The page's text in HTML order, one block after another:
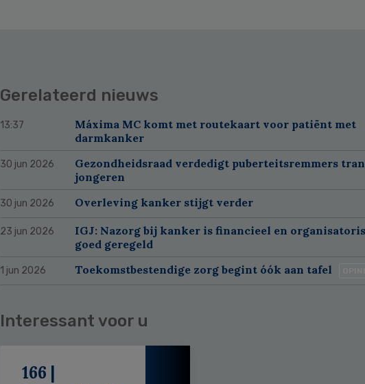
Gerelateerd nieuws
13:37
Máxima MC komt met routekaart voor patiënt met
darmkanker
30 jun 2026
Gezondheidsraad verdedigt puberteitsremmers
jongeren
30 jun 2026 Overleving kanker stijgt verder
23 jun 2026
IGJ: Nazorg bij kanker is financieel en
goed geregeld
1 jun 2026 Toekomstbestendige zorg begint óók aan tafel
Interessant voor u
166 |